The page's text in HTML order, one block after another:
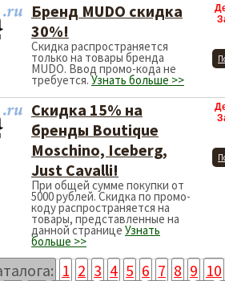
Бренд MUDO скидка
30%!
Скидка распространяется
только на товары бренда
MUDO. Ввод промо-кода не
требуется.Узнать больше >>
Скидка 15% на
бренды Boutique
Moschino, Iceberg,
Just Cavalli!
При общей сумме покупки от
5000 рублей. Скидка по промо-
коду распространяется на
товары, представленные на
данной странице Узнать
больше >>
1 2 3 4 5 6 7 8 9 10